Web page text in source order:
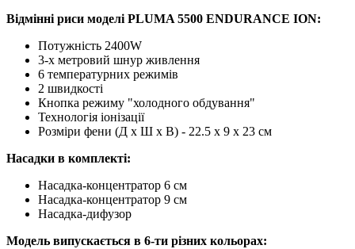
Відмінні риси моделі PLUMA 5500 ENDURANCE ION:
Потужність 2400W
3-х метровий шнур живлення
6 температурних режимів
2 швидкості
Кнопка режиму "холодного обдування"
Технологія іонізації
Розміри фени (Д х Ш х В) - 22.5 x 9 x 23 см
Насадки в комплекті:
Насадка-концентратор 6 см
Насадка-концентратор 9 см
Насадка-дифузор
Модель випускається в 6-ти різних кольорах: